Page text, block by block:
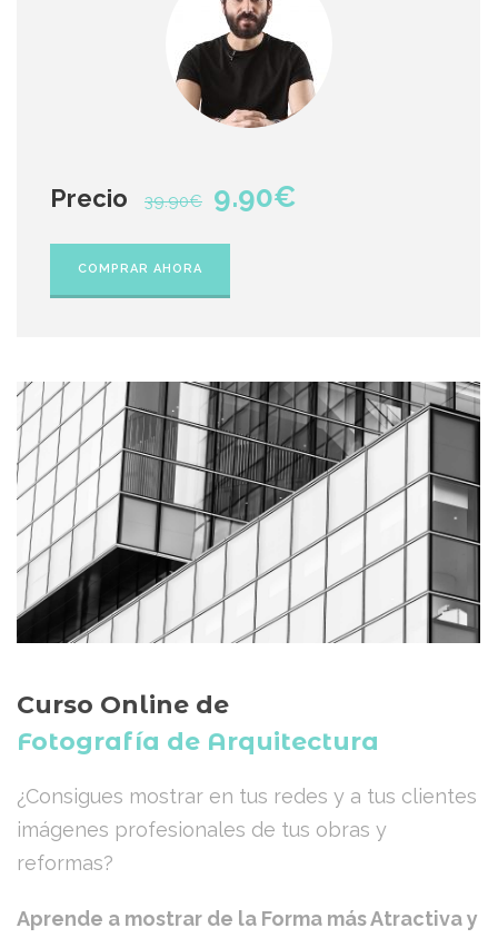
Precio 39.90€ 9.90€
COMPRAR AHORA
Curso Online de
Fotografía de Arquitectura
¿Consigues mostrar en tus redes y a tus clientes
imágenes profesionales de tus obras y
reformas?
Aprende a mostrar de la Forma más Atractiva y